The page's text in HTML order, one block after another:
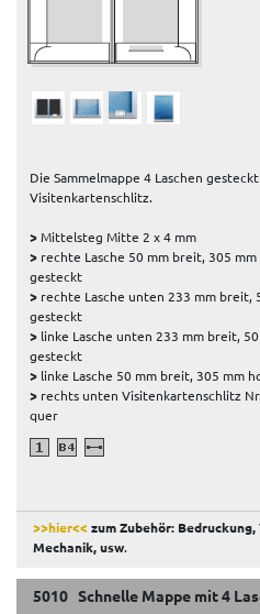
Die Sammelmappe 4 Laschen
Visitenkartenschlitz.
>Mittelsteg Mitte 2 x 4 mm
> rechte Lasche 50 mm breit, 305
gesteckt
> rechte Lasche unten 233 mm breit,
gesteckt
> linke Lasche unten 233 mm breit,
gesteckt
> linke Lasche 50 mm breit, 305 mm
> rechts unten Visitenkartenschlitz
quer
>>hier<<zum Zubehör:
Mechanik, usw.
5010 Schnelle Mappe mit 4